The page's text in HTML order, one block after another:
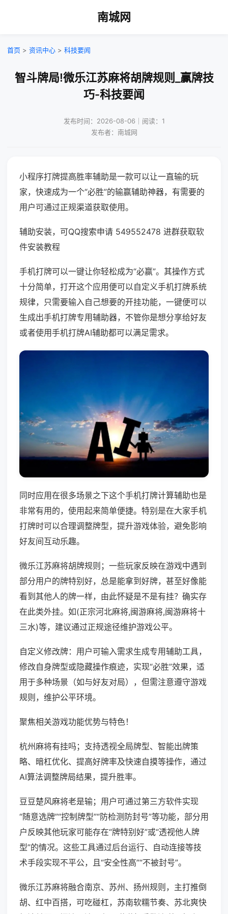
南城网
首页 > 资讯中心 > 科技要闻
智斗牌局!微乐江苏麻将胡牌规则_赢牌技
巧-科技要闻
发布时间：2026-08-06｜阅读：1
发布者：南城网
小程序打牌提高胜率辅助是一款可以让一直输的玩
家，快速成为一个“必胜”的输赢辅助神器，有需要的
用户可通过正规渠道获取使用。
辅助安装，可QQ搜索申请 549552478 进群获取软
件安装教程
手机打牌可以一键让你轻松成为“必赢”。其操作方式
十分简单，打开这个应用便可以自定义手机打牌系统
规律，只需要输入自己想要的开挂功能，一键便可以
生成出手机打牌专用辅助器，不管你是想分享给好友
或者使用手机打牌AI辅助都可以满足需求。
同时应用在很多场景之下这个手机打牌计算辅助也是
非常有用的，使用起来简单便捷。特别是在大家手机
打牌时可以合理调整牌型，提升游戏体验，避免影响
好友间互动乐趣。
微乐江苏麻将胡牌规则；一些玩家反映在游戏中遇到
部分用户的牌特别好，总是能拿到好牌，甚至好像能
看到其他人的牌一样，由此怀疑是不是有挂？确实存
在此类外挂。如(正宗河北麻将,闽游麻将,闽游麻将十
三水)等，建议通过正规途径维护游戏公平。
自定义修改牌：用户可输入需求生成专用辅助工具，
修改自身牌型或隐藏操作痕迹，实现“必胜”效果，适
用于多种场景（如与好友对局），但需注意遵守游戏
规则，维护公平环境。
聚焦相关游戏功能优势与特色！
杭州麻将有挂吗；支持透视全局牌型、智能出牌策
略、暗杠优化、提高好牌率及快速自摸等操作，通过
AI算法调整牌局结果，提升胜率。
豆豆楚风麻将老是输；用户可通过第三方软件实现
“随意选牌”“控制牌型”“防检测防封号”等功能，部分用
户反映其他玩家可能存在“牌特别好”或“透视他人牌
型”的情况。这些工具通过后台运行、自动连接等技
术手段实现不平公，且“安全性高”“不被封号”。
微乐江苏麻将融合南京、苏州、扬州规则，主打推倒
胡、红中百搭，可吃碰杠，苏南软糯节奏、苏北爽快